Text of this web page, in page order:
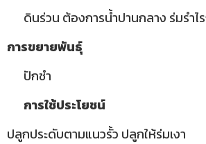
ดินร่วน ต้องการน้ำปานกลาง ร่มรำ
การขยายพันธุ์
ปักชำ
การใช้ประโยชน์
ปลูกประดับตามแนวรั้ว ปลูกให้ร่มเงา